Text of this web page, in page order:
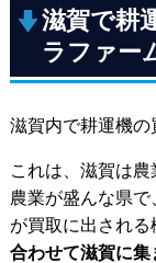
滋賀で耕
ラファー
滋賀内で耕運機の
これは、滋賀は
農業が盛んな県
が買取に出される
合わせて滋賀に集